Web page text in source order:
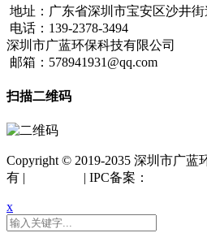
地址：广东省深圳市宝安区沙井
电话：139-2378-3494
深圳市广蓝环保科技有限公司
邮箱：578941931@qq.com
扫描二维码
Copyright © 2019-2035 深圳市广
有 |
| IPC备案：
x